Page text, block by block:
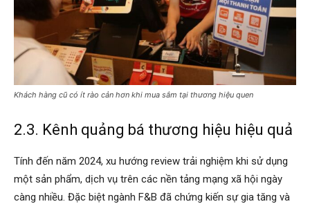
Khách hàng cũ có ít rào cản hơn khi mua sắm tại thương hiệu quen
2.3. Kênh quảng bá thương hiệu hiệu quả
Tính đến năm 2024, xu hướng review trải nghiệm khi sử dụng
một sản phẩm, dịch vụ trên các nền tảng mạng xã hội ngày
càng nhiều. Đặc biệt ngành F&B đã chứng kiến sự gia tăng và